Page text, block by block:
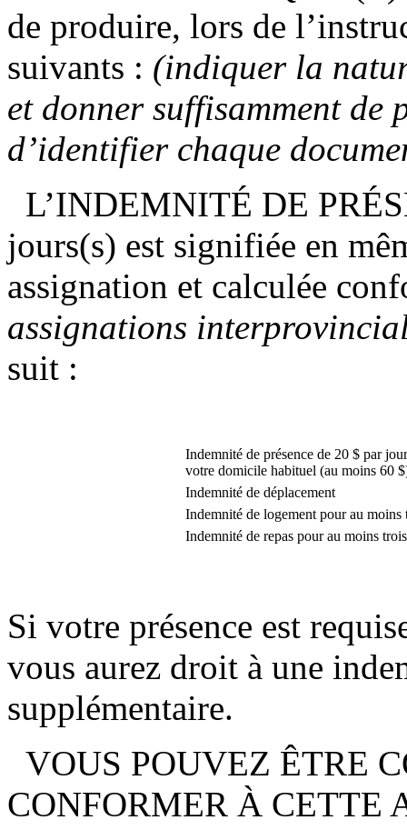
de produire, lors de
suivants : (indiquer la
et donner suffisamment de
d’identifier chaque
L’INDEMNITÉ DE
jours(s) est signifiée en
assignation et calculée
assignations
suit :
Indemnité de présence de 20 $ par
votre domicile habituel (au moins 60
Indemnité de déplacement
Indemnité de logement pour au
Indemnité de repas pour au moins
Si votre présence est
vous aurez droit à une
supplémentaire.
VOUS POUVEZ ÊTRE
CONFORMER À CETTE